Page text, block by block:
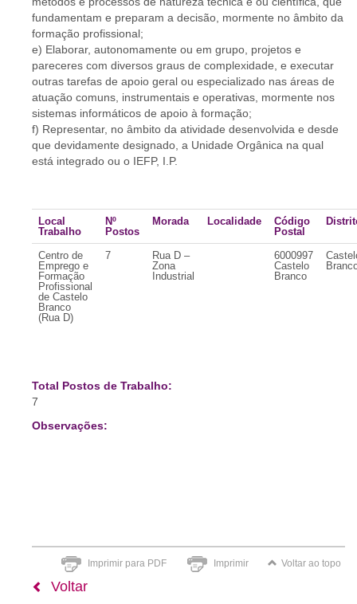
fundamentam e preparam a decisão, mormente no âmbito da
formação profissional;
e) Elaborar, autonomamente ou em grupo, projetos e
pareceres com diversos graus de complexidade, e executar
outras tarefas de apoio geral ou especializado nas áreas de
atuação comuns, instrumentais e operativas, mormente nos
sistemas informáticos de apoio à formação;
f) Representar, no âmbito da atividade desenvolvida e desde
que devidamente designado, a Unidade Orgânica na qual
está integrado ou o IEFP, I.P.
Local
Trabalho
Nº
Postos
Morada Localidade
Código
Postal
Centro de
Emprego e
Formação
Profissional
de Castelo
Branco
(Rua D)
7
Rua D –
Zona
Industrial
6000997
Castelo
Branco
Total Postos de Trabalho:
7
Observações:
Imprimir para PDF Imprimir Voltar ao topo
Voltar